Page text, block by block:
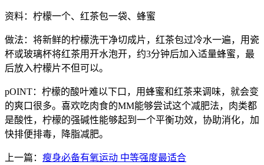
资料：柠檬一个、红茶包一袋、蜂蜜
做法：将新鲜的柠檬洗干净切成片，红茶包过冷水一遍，用瓷
杯或玻璃杯将红茶用开水泡开，约3分钟后加入适量蜂蜜，最
后放入柠檬片不但可以。
pOINT：柠檬的酸叶难以下口，用蜂蜜和红茶来调味，就会变
的爽口很多。喜欢吃肉食的MM能够尝试这个减肥法，肉类都
是酸性，柠檬的强碱性能够起到一个平衡功效，协助消化，加
快排便排毒，降脂减肥。
上一篇： 瘦身必备有氧运动 中等强度最适合